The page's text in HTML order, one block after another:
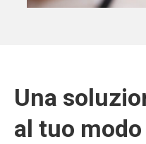
Una
al tuo